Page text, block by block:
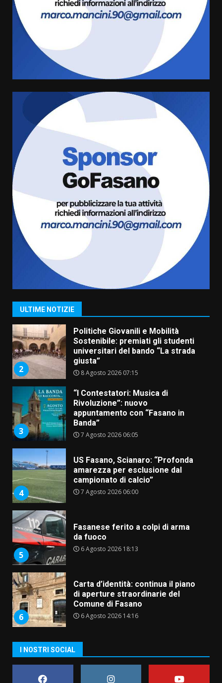
ULTIME NOTIZIE
US Fasano, Scianaro: “Profonda
amarezza per esclusione dal
campionato di calcio”
Fasanese ferito a colpi di arma
da fuoco
6 Agosto 2026 18:13
Carta d’identità: continua il piano
di aperture straordinarie del
Comune di Fasano
6 Agosto 2026 14:16
Grazia Neglia, coordinatrice
cittadina di Fratelli d’Italia,
pronta a tornare in Consiglio
comunale
6 Agosto 2026 08:00
1
Savelletri in festa, domani sera
grande spettacolo con Uccio De
2
Politiche Giovanili e Mobilità
Sostenibile: premiati gli studenti
universitari del bando “La strada
giusta”
8 Agosto 2026 07:15
3
“I Contestatori: Musica di
Rivoluzione”: nuovo
appuntamento con “Fasano in
Banda”
7 Agosto 2026 06:05
4
US Fasano, Scianaro: “Profonda
amarezza per esclusione dal
campionato di calcio”
7 Agosto 2026 06:00
5
Fasanese ferito a colpi di arma
da fuoco
6 Agosto 2026 18:13
6
Carta d’identità: continua il piano
di aperture straordinarie del
Comune di Fasano
6 Agosto 2026 14:16
Grazia Neglia, coordinatrice
cittadina di Fratelli d’Italia,
I NOSTRI SOCIAL